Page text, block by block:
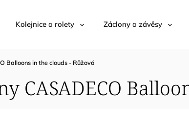
Kolejnice a rolety Záclony a závěsy
Balloons in the clouds - Růžová
CASADECO